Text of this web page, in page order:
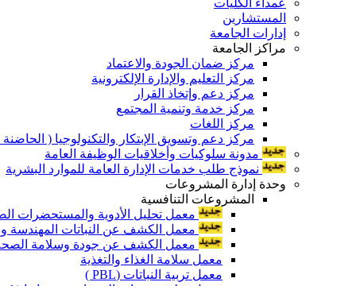
المستشارين
إدارات الجامعة
مراكز الجامعة
مركز ضمان الجودة والاعتماد
مركز التعليم والإدارة الإلكترونية
مركز دعم وإتخاذ القرار
مركز خدمة وتنمية المجتمع
مركز اللغات
مركز دعم وتسويق الإبتكار والتكنولوجيا ( الحاضنة
مدونة سلوكيات وأخلاقيات الوظيفة العامة
نموذج طلب خدمات الإدارة العامة للموارد البشرية
وحدة إدارة المشروعات
المشروعات التنافسية
معمل تحليل الأدوية والمستحضرات
معمل الكشف عن النباتات المهندسة
معمل الكشف عن جودة وسلامة الصحة
معمل سلامة الغذاء والتغذية
معمل تربية النباتات (PBL )